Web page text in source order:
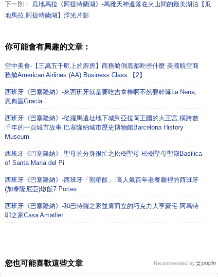
下一則： 瓜地馬拉《阿提特蘭湖》-馬雅天神遺落在火山間的最美湖泊【瓜
地馬拉.阿提特蘭湖】浮光片影
你可能會有興趣的文章：
空中美食-【三萬五千呎上的廚房】商務艙倒底都吃些什麼 美國航空商
務艙American Airlines (AA) Business Class 【2】
西班牙《巴塞隆納》-來西班牙就是要吃吉拿棒啊不然要幹嘛La Nena,
恩典區Gracia
西班牙《巴塞隆納》-從羅馬遺址地下城到亞拉岡王國的大王宮,橫跨數
千年的一頁城市故事 巴塞隆納城市歷史博物館Barcelona History
Museum
西班牙《巴塞隆納》-聖母的分身很忙之松樹聖母 松樹聖母聖殿Basilica
of Santa Maria del Pi
西班牙《巴塞隆納》-西班牙「割稻飯」:高人氣百年老餐廳裡的西班牙
(加泰隆尼亞)燉飯7 Portes
西班牙《巴塞隆納》-和巴特羅之家並肩而立的巧克力大亨豪宅 阿馬特
耶之家Casa Amatller
您也可能喜歡這些文章 Recommended by